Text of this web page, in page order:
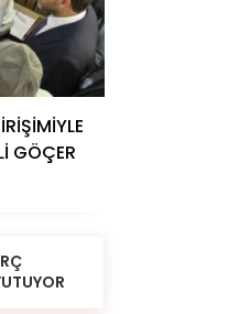
GÖÇER